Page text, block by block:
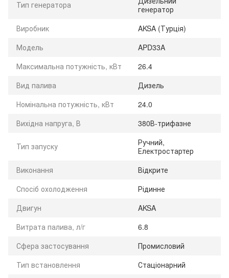
Тип генератора
генератор
Виробник
AKSA (Турція)
Модель
APD33A
Максимальна потужність, кВт
26.4
Вид палива
Дизель
Номінальна потужність, кВт
24.0
Вихідна напруга, В
380В-трифазне
Тип запуску
Ручний,
Електростартер
Виконання
Відкрите
Спосіб охолодження
Рідинне
Двигун
AKSA
Витрата палива, л/г
6.8
Сфера застосування
Промисловий
Тип встановлення
Стаціонарний